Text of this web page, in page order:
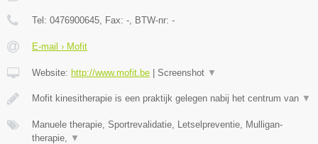
Tel: 0476900645 , Fax: - , BTW-nr: -
E-mail › Mofit
Website: http://www.mofit.be | Screenshot ▼
Mofit kinesitherapie is een praktijk gelegen nabij het centrum van ▼
Manuele therapie, Sportrevalidatie, Letselpreventie, Mulligan-
therapie,
▼